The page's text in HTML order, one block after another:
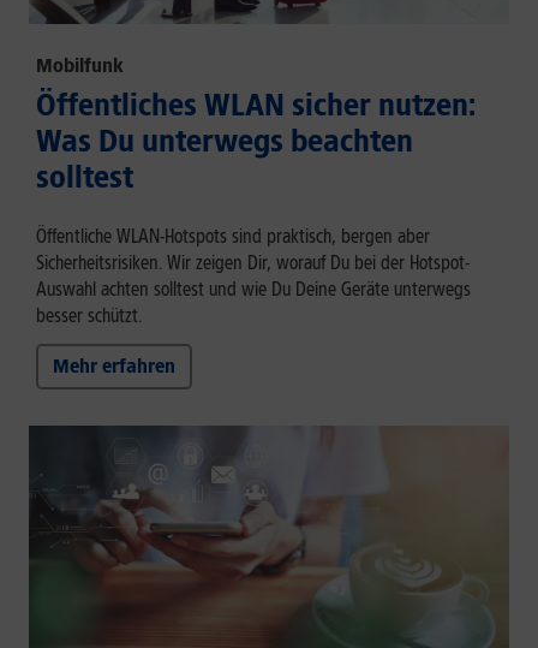
Mobilfunk
Öffentliches WLAN sicher nutzen:
Was Du unterwegs beachten
solltest
Öffentliche WLAN-Hotspots sind praktisch, bergen aber
Sicherheitsrisiken. Wir zeigen Dir, worauf Du bei der Hotspot-
Auswahl achten solltest und wie Du Deine Geräte unterwegs
besser schützt.
Mehr erfahren